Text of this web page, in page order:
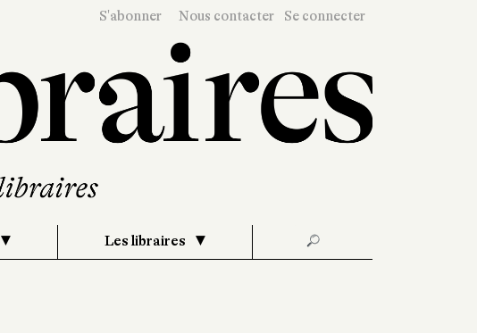
S'abonner Nous contacter Se connecter
Les libraires 🔎